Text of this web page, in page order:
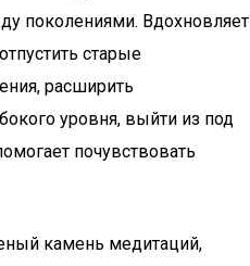
поколениями. Вдохновляет
старые
расширить
уровня, выйти из под
почувствовать
камень медитаций,